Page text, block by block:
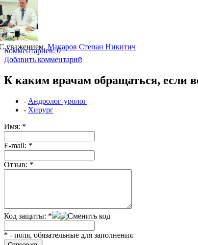
уважением, Макаров Степан Никитич
Комментариев: 0
Добавить комментарий
К каким врачам обращаться, если
- Андролог-уролог
- Хирург
Имя: *
Е-mail: *
Отзыв: *
Код защиты: *
* - поля, обязательные для заполнения